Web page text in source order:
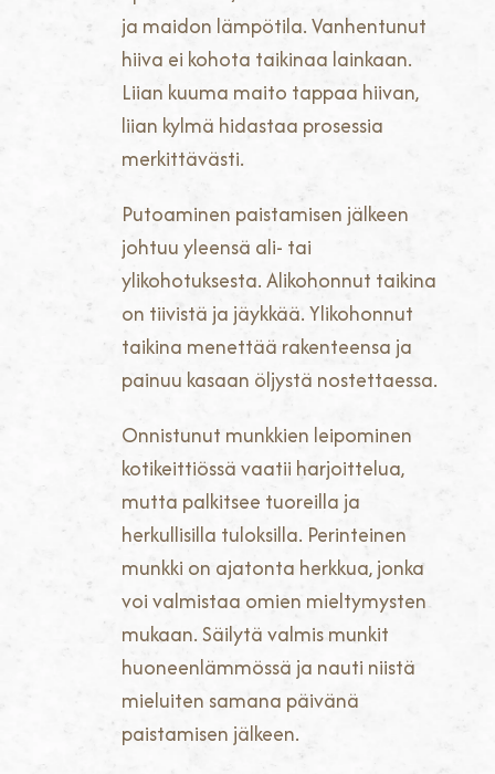
ja maidon lämpötila. Vanhentunut
hiiva ei kohota taikinaa lainkaan.
Liian kuuma maito tappaa hiivan,
liian kylmä hidastaa prosessia
merkittävästi.
Putoaminen paistamisen jälkeen
johtuu yleensä ali- tai
ylikohotuksesta. Alikohonnut taikina
on tiivistä ja jäykkää. Ylikohonnut
taikina menettää rakenteensa ja
painuu kasaan öljystä nostettaessa.
Onnistunut munkkien leipominen
kotikeittiössä vaatii harjoittelua,
mutta palkitsee tuoreilla ja
herkullisilla tuloksilla. Perinteinen
munkki on ajatonta herkkua, jonka
voi valmistaa omien mieltymysten
mukaan. Säilytä valmis munkit
huoneenlämmössä ja nauti niistä
mieluiten samana päivänä
paistamisen jälkeen.